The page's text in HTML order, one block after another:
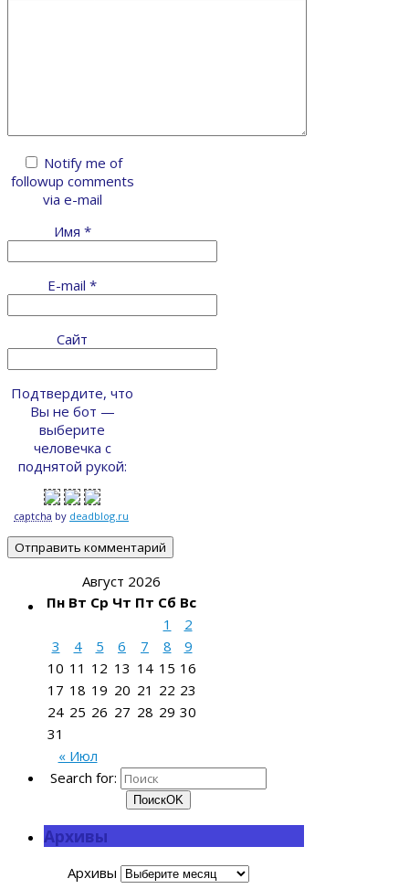
Notify me of
followup comments
via e-mail
Имя *
E-mail *
Сайт
Подтвердите, что
Вы не бот —
выберите
человечка с
поднятой рукой:
captcha by deadblog.ru
Август 2026
Пн Вт Ср Чт Пт Сб Вс
« Июл
1
2
3
4 5 6 7 8
9
10 11 12 13 14 15 16
17 18 19 20 21 22 23
24 25 26 27 28 29 30
31
Search for:
ПоискOK
Архивы
Архивы